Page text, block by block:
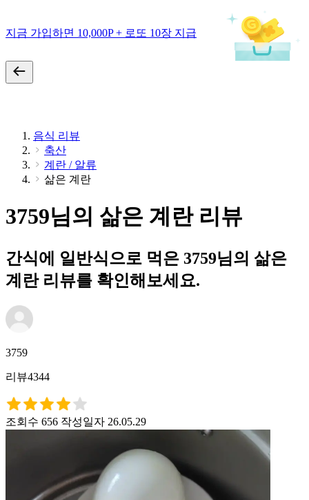
지금 가입하면 10,000P + 로또 10장 지급
음식 리뷰
축산
계란 / 알류
삶은 계란
3759님의 삶은 계란 리뷰
간식에 일반식으로 먹은 3759님의 삶은
계란 리뷰를 확인해보세요.
3759
리뷰4344
조회수 656 작성일자 26.05.29